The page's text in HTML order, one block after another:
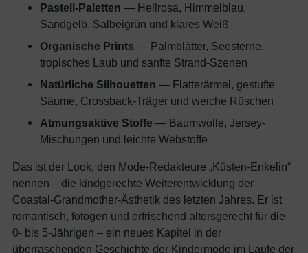
Pastell-Paletten — Hellrosa, Himmelblau,
Sandgelb, Salbeigrün und klares Weiß
Organische Prints — Palmblätter, Seesterne,
tropisches Laub und sanfte Strand-Szenen
Natürliche Silhouetten — Flatterärmel, gestufte
Säume, Crossback-Träger und weiche Rüschen
Atmungsaktive Stoffe — Baumwolle, Jersey-
Mischungen und leichte Webstoffe
Das ist der Look, den Mode-Redakteure „Küsten-Enkelin“
nennen – die kindgerechte Weiterentwicklung der
Coastal-Grandmother-Ästhetik des letzten Jahres. Er ist
romantisch, fotogen und erfrischend altersgerecht für die
0- bis 5-Jährigen – ein neues Kapitel in der
überraschenden Geschichte der Kindermode im Laufe der